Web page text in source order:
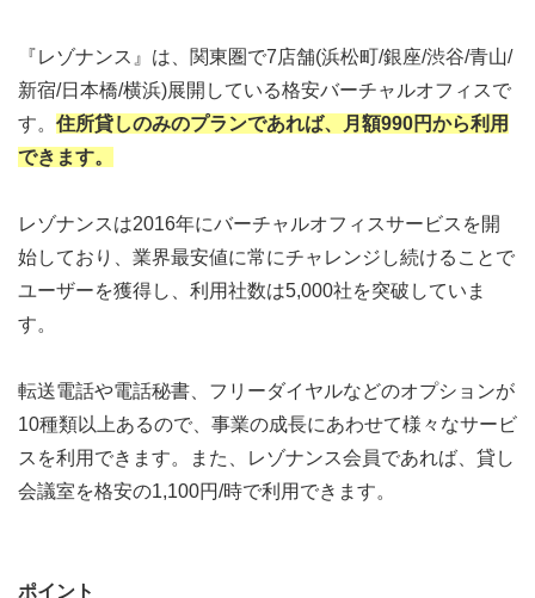
『レゾナンス』は、関東圏で7店舗(浜松町/銀座/渋谷/青山/
新宿/日本橋/横浜)展開している格安バーチャルオフィスで
す。 住所貸しのみのプランであれば、月額990円から利用
できます。
レゾナンスは2016年にバーチャルオフィスサービスを開
始しており、業界最安値に常にチャレンジし続けることで
ユーザーを獲得し、利用社数は5,000社を突破していま
す。
転送電話や電話秘書、フリーダイヤルなどのオプションが
10種類以上あるので、事業の成長にあわせて様々なサービ
スを利用できます。また、レゾナンス会員であれば、貸し
会議室を格安の1,100円/時で利用できます。
ポイント